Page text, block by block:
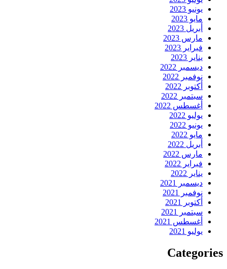
يونيو 2023
مايو 2023
أبريل 2023
مارس 2023
فبراير 2023
يناير 2023
ديسمبر 2022
نوفمبر 2022
أكتوبر 2022
سبتمبر 2022
أغسطس 2022
يوليو 2022
يونيو 2022
مايو 2022
أبريل 2022
مارس 2022
فبراير 2022
يناير 2022
ديسمبر 2021
نوفمبر 2021
أكتوبر 2021
سبتمبر 2021
أغسطس 2021
يوليو 2021
Categories